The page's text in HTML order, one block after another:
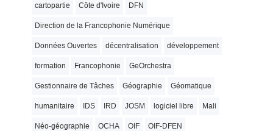
cartopartie Côte d'Ivoire DFN
Direction de la Francophonie Numérique
Données Ouvertes décentralisation développement
formation Francophonie GeOrchestra
Gestionnaire de Tâches Géographie Géomatique
humanitaire IDS IRD JOSM logiciel libre Mali
Néo-géographie OCHA OIF OIF-DFEN